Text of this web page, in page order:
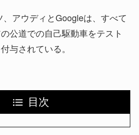
、アウディとGoogleは、すべて
公道での自己駆動車をテスト
与されている。
目次